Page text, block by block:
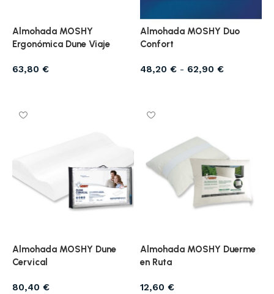
Almohada MOSHY
Ergonómica Dune Viaje
63,80 €
Almohada MOSHY Duo
Confort
48,20 € - 62,90 €
Almohada MOSHY Dune
Cervical
80,40 €
Almohada MOSHY Duerme
en Ruta
12,60 €